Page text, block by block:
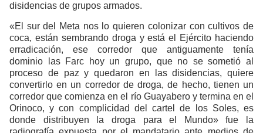
disidencias de grupos armados.
«El sur del Meta nos lo quieren colonizar con cultivos de
coca, están sembrando droga y está el Ejército haciendo
erradicación, ese corredor que antiguamente tenía
dominio las Farc hoy un grupo, que no se sometió al
proceso de paz y quedaron en las disidencias, quiere
convertirlo en un corredor de droga, de hecho, tienen un
corredor que comienza en el río Guayabero y termina en el
Orinoco, y con complicidad del cartel de los Soles, es
donde distribuyen la droga para el Mundo» fue la